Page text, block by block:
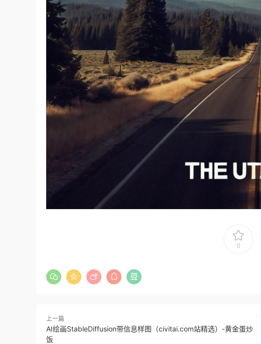
0
上一篇
AI绘画StableDiffusion带信息样图（civitai.com站精选）-黄金蛋炒
饭